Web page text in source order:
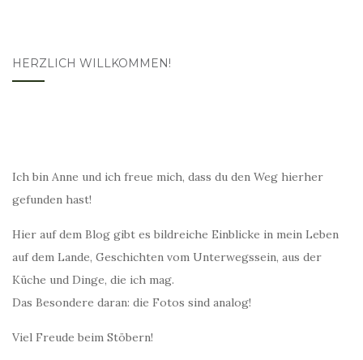
HERZLICH WILLKOMMEN!
Ich bin Anne und ich freue mich, dass du den Weg hierher
gefunden hast!
Hier auf dem Blog gibt es bildreiche Einblicke in mein Leben
auf dem Lande, Geschichten vom Unterwegssein, aus der
Küche und Dinge, die ich mag.
Das Besondere daran: die Fotos sind analog!
Viel Freude beim Stöbern!